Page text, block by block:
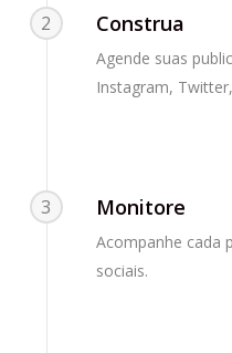
2 Construa
Agende suas
Instagram,
3 Monitore
Acompanhe cada
sociais.